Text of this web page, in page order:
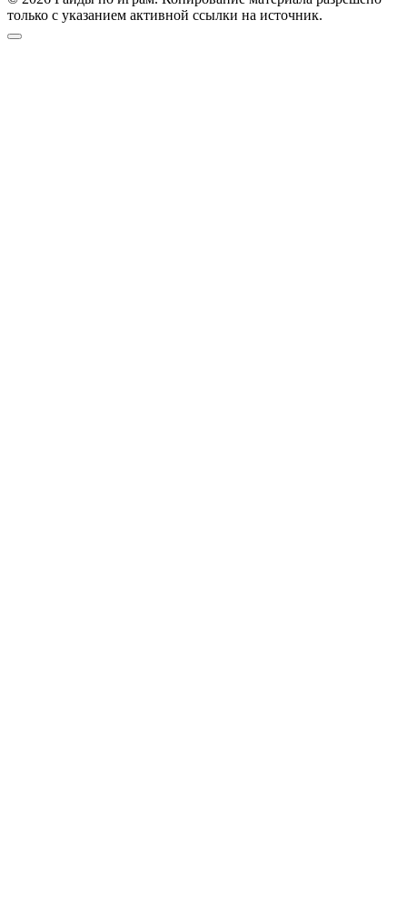
только с указанием активной ссылки на источник.